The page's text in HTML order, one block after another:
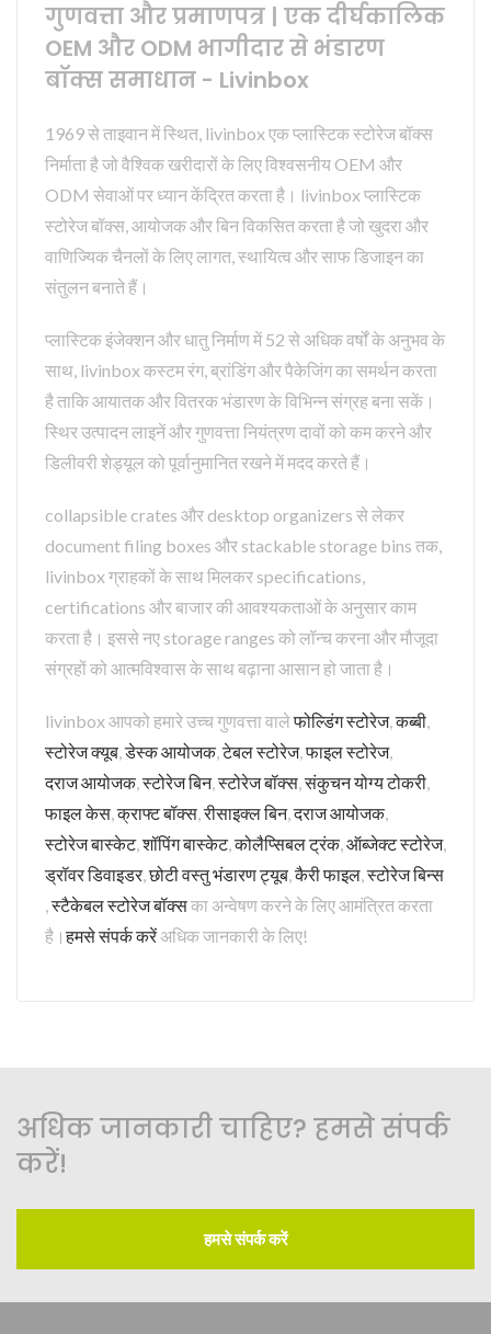
गुणवत्ता और प्रमाणपत्र | एक दीर्घकालिक
OEM और ODM भागीदार से भंडारण
बॉक्स समाधान - Livinbox
1969 से ताइवान में स्थित, livinbox एक प्लास्टिक स्टोरेज बॉक्स
निर्माता है जो वैश्विक खरीदारों के लिए विश्वसनीय OEM और
ODM सेवाओं पर ध्यान केंद्रित करता है। livinbox प्लास्टिक
स्टोरेज बॉक्स, आयोजक और बिन विकसित करता है जो खुदरा और
वाणिज्यिक चैनलों के लिए लागत, स्थायित्व और साफ डिजाइन का
संतुलन बनाते हैं।
प्लास्टिक इंजेक्शन और धातु निर्माण में 52 से अधिक वर्षों के अनुभव के
साथ, livinbox कस्टम रंग, ब्रांडिंग और पैकेजिंग का समर्थन करता
है ताकि आयातक और वितरक भंडारण के विभिन्न संग्रह बना सकें।
स्थिर उत्पादन लाइनें और गुणवत्ता नियंत्रण दावों को कम करने और
डिलीवरी शेड्यूल को पूर्वानुमानित रखने में मदद करते हैं।
collapsible crates और desktop organizers से लेकर
document filing boxes और stackable storage bins तक,
livinbox ग्राहकों के साथ मिलकर specifications,
certifications और बाजार की आवश्यकताओं के अनुसार काम
करता है। इससे नए storage ranges को लॉन्च करना और मौजूदा
संग्रहों को आत्मविश्वास के साथ बढ़ाना आसान हो जाता है।
livinbox आपको हमारे उच्च गुणवत्ता वालेफोल्डिंग स्टोरेज,कब्बी,
स्टोरेज क्यूब,डेस्क आयोजक,टेबल स्टोरेज,फाइल स्टोरेज,
दराज आयोजक,स्टोरेज बिन,स्टोरेज बॉक्स,संकुचन योग्य टोकरी,
फाइल केस,क्राफ्ट बॉक्स,रीसाइक्ल बिन,दराज आयोजक,
स्टोरेज बास्केट,शॉपिंग बास्केट,कोलैप्सिबल ट्रंक,ऑब्जेक्ट स्टोरेज,
ड्रॉवर डिवाइडर,छोटी वस्तु भंडारण ट्यूब,कैरी फाइल,स्टोरेज बिन्स
,स्टैकेबल स्टोरेज बॉक्सका अन्वेषण करने के लिए आमंत्रित करता
है।हमसे संपर्क करेंअधिक जानकारी के लिए!
अधिक जानकारी चाहिए? हमसे संपर्क
करें!
हमसे संपर्क करें